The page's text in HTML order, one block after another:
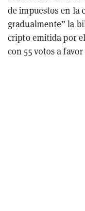
de impuestos en la
gradualmente” la
cripto emitida por
con 55 votos a